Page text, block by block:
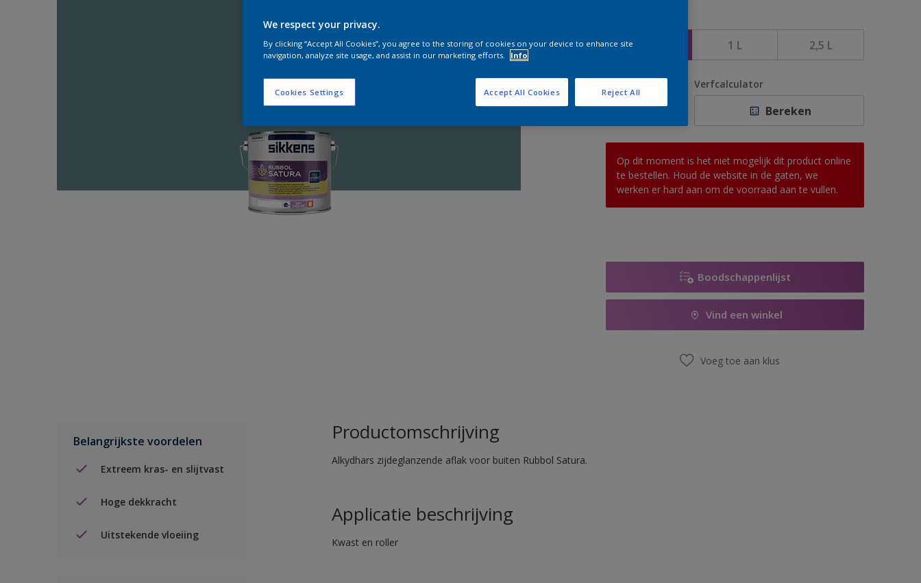
500 ML 1 L 2,5 L
Verfcalculator
Bereken
Op dit moment is het niet mogelijk dit product online
te bestellen. Houd de website in de gaten, we
werken er hard aan om de voorraad aan te vullen.
Boodschappenlijst
Vind een winkel
Voeg toe aan klus
Belangrijkste voordelen
Extreem kras- en slijtvast
Hoge dekkracht
Uitstekende vloeiing
Productomschrijving
Alkydhars zijdeglanzende aflak voor buiten Rubbol Satura.
Applicatie beschrijving
Kwast en roller
We respect your privacy.
By clicking “Accept All Cookies”, you agree to the storing of cookies on your device to enhance site
navigation, analyze site usage, and assist in our marketing efforts.
Info
Cookies Settings Reject All
Accept All Cookies